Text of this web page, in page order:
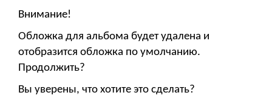
Внимание!
Обложка для альбома будет удалена и
отобразится обложка по умолчанию.
Продолжить?
Вы уверены, что хотите это сделать?